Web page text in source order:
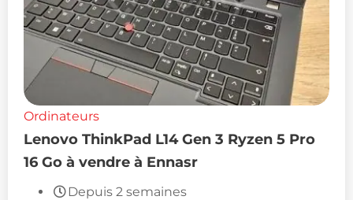
Ordinateurs
Lenovo ThinkPad L14 Gen 3 Ryzen 5 Pro
16 Go à vendre à Ennasr
Depuis 2 semaines